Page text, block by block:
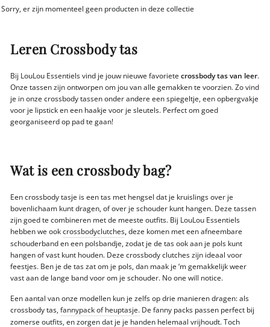
Sorry, er zijn momenteel geen producten in deze collectie
Leren Crossbody tas
Bij LouLou Essentiels vind je jouw nieuwe favoriete crossbody tas van leer.
Onze tassen zijn ontworpen om jou van alle gemakken te voorzien. Zo vind
je in onze crossbody tassen onder andere een spiegeltje, een opbergvakje
voor je lipstick en een haakje voor je sleutels. Perfect om goed
georganiseerd op pad te gaan!
Wat is een crossbody bag?
Een crossbody tasje is een tas met hengsel dat je kruislings over je
bovenlichaam kunt dragen, of over je schouder kunt hangen. Deze tassen
zijn goed te combineren met de meeste outfits. Bij LouLou Essentiels
hebben we ookcrossbodyclutches deze komen met een afneembare
schouderband en een polsbandje, zodat je de tas ook aan je pols kunt
hangen of vast kunt houden. Deze crossbody clutches zijn ideaal voor
feestjes. Ben je de tas zat om je pols, dan maak je ‘m gemakkelijk weer
vast aan de lange band voor om je schouder. No one will notice.
Een aantal van onze modellen kun je zelfs op drie manieren dragen: als
crossbody tas, fannypack of heuptasje. De fanny packs passen perfect bij
zomerse outfits, en zorgen dat je je handen helemaal vrijhoudt. Toch